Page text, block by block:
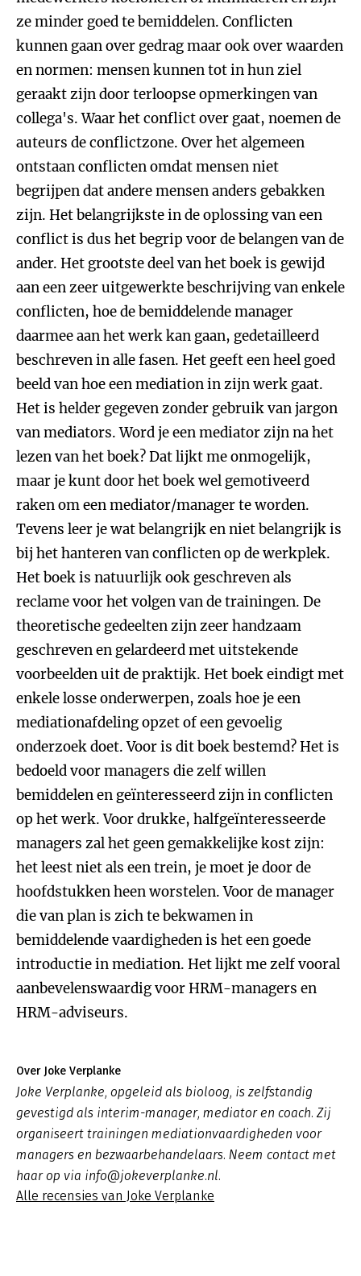
ze minder goed te bemiddelen. Conflicten
kunnen gaan over gedrag maar ook over waarden
en normen: mensen kunnen tot in hun ziel
geraakt zijn door terloopse opmerkingen van
collega's. Waar het conflict over gaat, noemen de
auteurs de conflictzone. Over het algemeen
ontstaan conflicten omdat mensen niet
begrijpen dat andere mensen anders gebakken
zijn. Het belangrijkste in de oplossing van een
conflict is dus het begrip voor de belangen van de
ander. Het grootste deel van het boek is gewijd
aan een zeer uitgewerkte beschrijving van enkele
conflicten, hoe de bemiddelende manager
daarmee aan het werk kan gaan, gedetailleerd
beschreven in alle fasen. Het geeft een heel goed
beeld van hoe een mediation in zijn werk gaat.
Het is helder gegeven zonder gebruik van jargon
van mediators. Word je een mediator zijn na het
lezen van het boek? Dat lijkt me onmogelijk,
maar je kunt door het boek wel gemotiveerd
raken om een mediator/manager te worden.
Tevens leer je wat belangrijk en niet belangrijk is
bij het hanteren van conflicten op de werkplek.
Het boek is natuurlijk ook geschreven als
reclame voor het volgen van de trainingen. De
theoretische gedeelten zijn zeer handzaam
geschreven en gelardeerd met uitstekende
voorbeelden uit de praktijk. Het boek eindigt met
enkele losse onderwerpen, zoals hoe je een
mediationafdeling opzet of een gevoelig
onderzoek doet. Voor is dit boek bestemd? Het is
bedoeld voor managers die zelf willen
bemiddelen en geïnteresseerd zijn in conflicten
op het werk. Voor drukke, halfgeïnteresseerde
managers zal het geen gemakkelijke kost zijn:
het leest niet als een trein, je moet je door de
hoofdstukken heen worstelen. Voor de manager
die van plan is zich te bekwamen in
bemiddelende vaardigheden is het een goede
introductie in mediation. Het lijkt me zelf vooral
aanbevelenswaardig voor HRM-managers en
HRM-adviseurs.
Over Joke Verplanke
Joke Verplanke, opgeleid als bioloog, is zelfstandig
gevestigd als interim-manager, mediator en coach. Zij
organiseert trainingen mediationvaardigheden voor
managers en bezwaarbehandelaars. Neem contact met
haar op via info@jokeverplanke.nl.
Alle recensies van Joke Verplanke